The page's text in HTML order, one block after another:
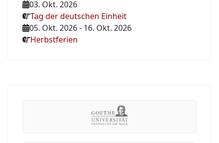
03. Okt. 2026
Tag der deutschen Einheit
05. Okt. 2026- 16. Okt. 2026
Herbstferien